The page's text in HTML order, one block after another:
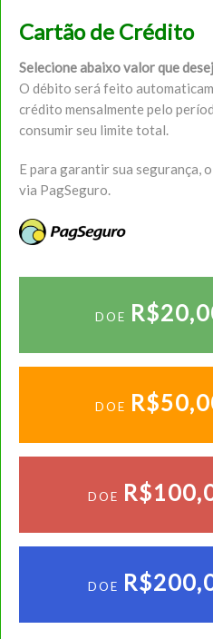
Cartão de Crédito
Selecione abaixo valor que
O débito será feito
crédito mensalmente pelo
consumir seu limite total.
E para garantir sua segurança,
via PagSeguro.
DOE
DOE
DOE
DOE